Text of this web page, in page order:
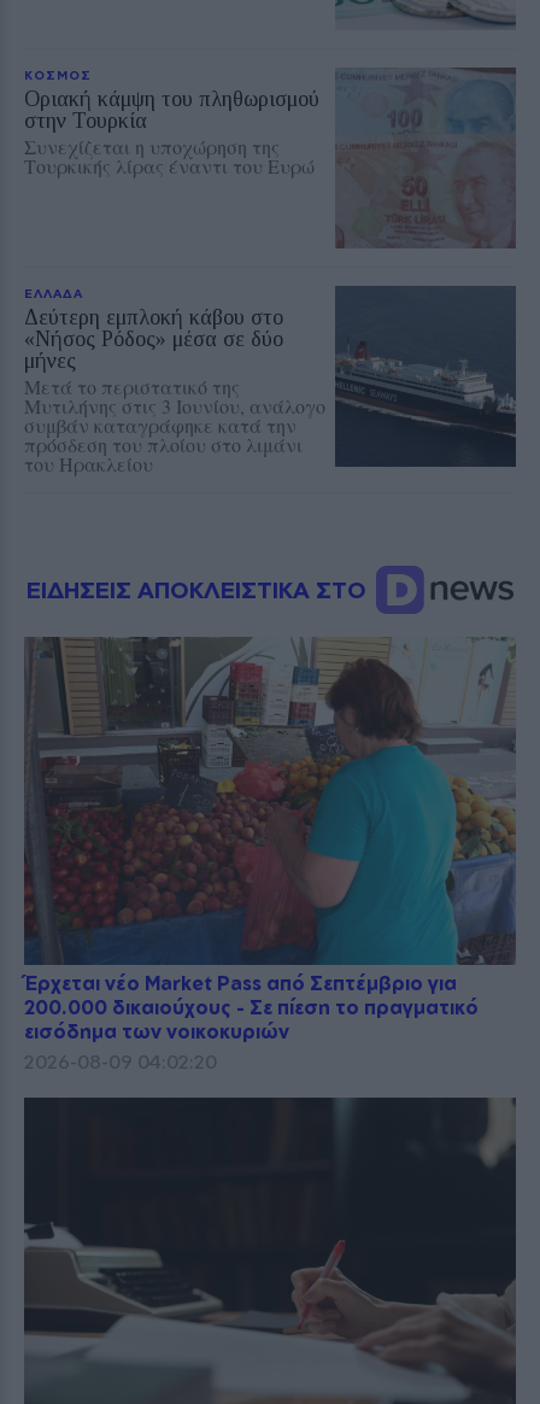
ΚΟΣΜΟΣ
Οριακή κάμψη του πληθωρισμού
στην Τουρκία
Συνεχίζεται η υποχώρηση της
Τουρκικής λίρας έναντι του Ευρώ
ΕΛΛΑΔΑ
Δεύτερη εμπλοκή κάβου στο
«Νήσος Ρόδος» μέσα σε δύο
μήνες
Μετά το περιστατικό της
Μυτιλήνης στις 3 Ιουνίου, ανάλογο
συμβάν καταγράφηκε κατά την
πρόσδεση του πλοίου στο λιμάνι
του Ηρακλείου
ΕΙΔΗΣΕΙΣ ΑΠΟΚΛΕΙΣΤΙΚΑ ΣΤΟ
Έρχεται νέο Market Pass από Σεπτέμβριο για
200.000 δικαιούχους - Σε πίεση το πραγματικό
εισόδημα των νοικοκυριών
2026-08-09 04:02:20